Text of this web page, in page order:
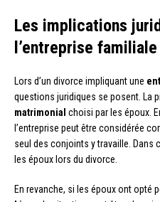
Les implications
l’entreprise familiale
Lors d’un divorce impliquant une
questions juridiques se posent. La
matrimonial choisi par les époux.
l’entreprise peut être considérée
seul des conjoints y travaille. Dans
les époux lors du divorce.
En revanche, si les époux ont opté